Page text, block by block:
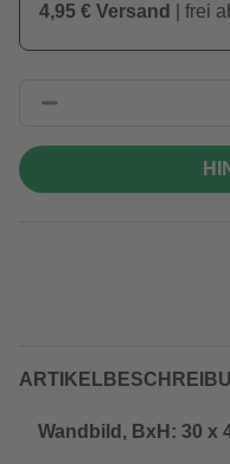
4,95 € Versand
| frei
Wandbild, BxH: 30 x